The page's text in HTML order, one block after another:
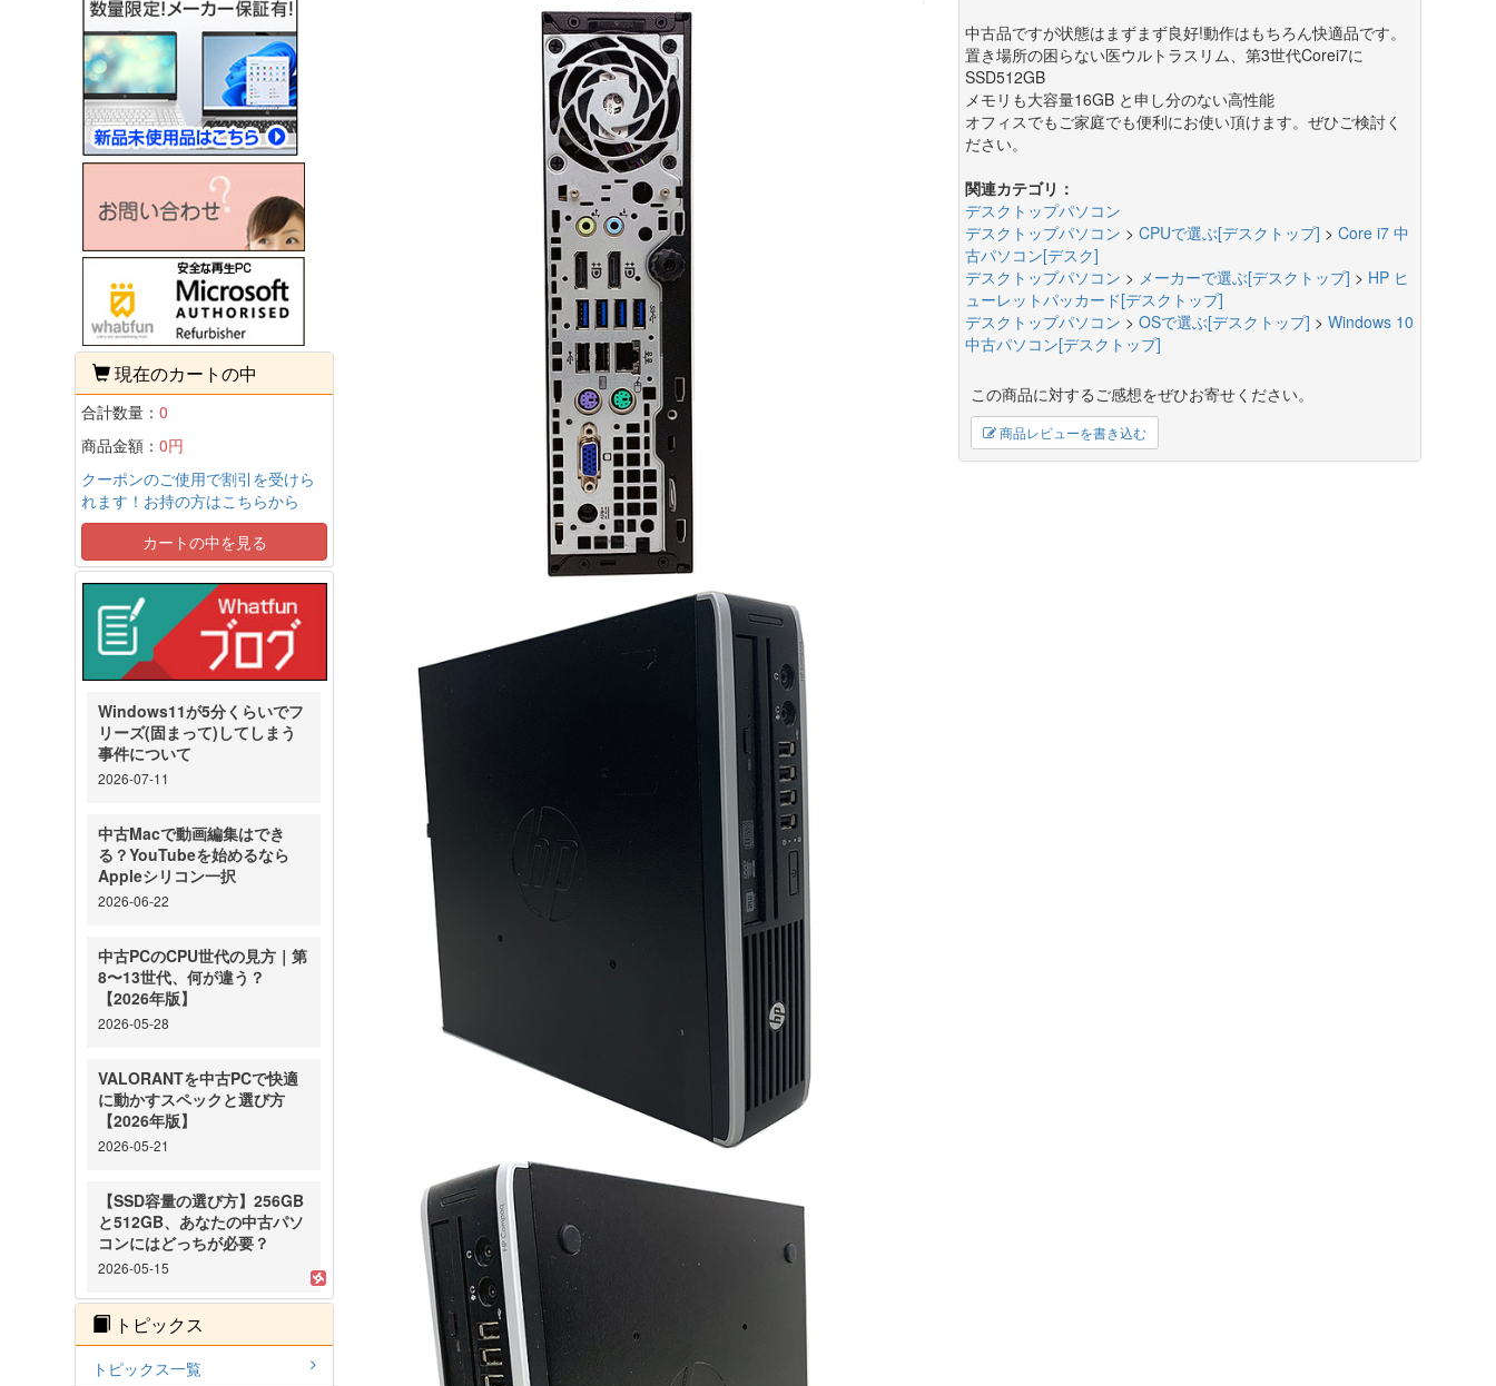
中古品ですが状態はまずまず良好!動作はもちろん快適品です。
置き場所の困らない医ウルトラスリム、第3世代Corei7に
SSD512GB
メモリも大容量16GB と申し分のない高性能
オフィスでもご家庭でも便利にお使い頂けます。ぜひご検討く
ださい。
関連カテゴリ：
デスクトップパソコン
デスクトップパソコン > CPUで選ぶ[デスクトップ] > Core i7 中
古パソコン[デスク]
デスクトップパソコン > メーカーで選ぶ[デスクトップ] > HP ヒ
ューレットパッカード[デスクトップ]
デスクトップパソコン > OSで選ぶ[デスクトップ] > Windows 10
中古パソコン[デスクトップ]
この商品に対するご感想をぜひお寄せください。
商品レビューを書き込む
現在のカートの中
合計数量： 0
商品金額： 0円
クーポンのご使用で割引を受けら
れます！お持の方はこちらから
カートの中を見る
Windows11が5分くらいでフ
リーズ(固まって)してしまう
事件について
2026-07-11
中古Macで動画編集はでき
る？YouTubeを始めるなら
Appleシリコン一択
2026-06-22
中古PCのCPU世代の見方｜第
8〜13世代、何が違う？
【2026年版】
2026-05-28
VALORANTを中古PCで快適
に動かすスペックと選び方
【2026年版】
2026-05-21
【SSD容量の選び方】256GB
と512GB、あなたの中古パソ
コンにはどっちが必要？
2026-05-15
トピックス
トピックス一覧